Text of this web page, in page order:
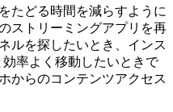
たどる時間を減らすように
ストリーミングアプリを再
ルを探したいとき、インス
率よく移動したいときで
からのコンテンツアクセス